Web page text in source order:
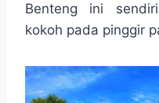
Benteng ini
kokoh pada pinggir